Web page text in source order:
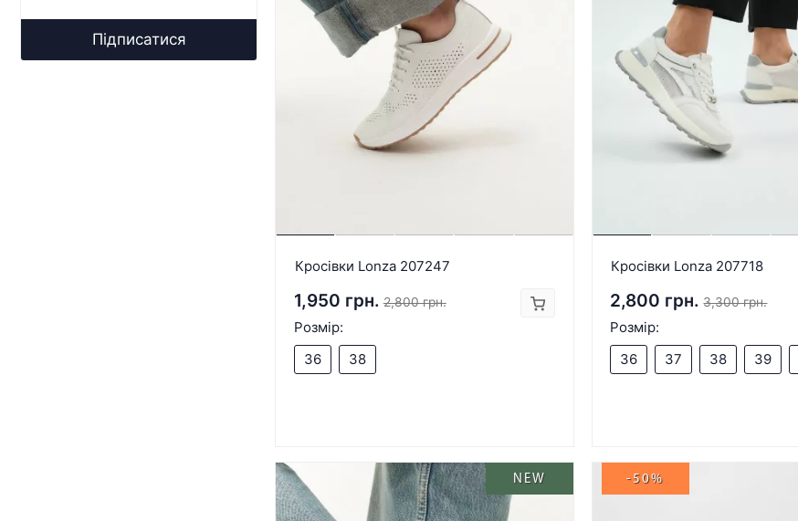
Підписатися
Кросівки Lonza 207247
1,950 грн. 2,800 грн.
Розмір:
36
38
Кросівки Lonza 207718
2,800 грн. 3,300 грн.
Розмір:
36
37 38 39
NEW -50%